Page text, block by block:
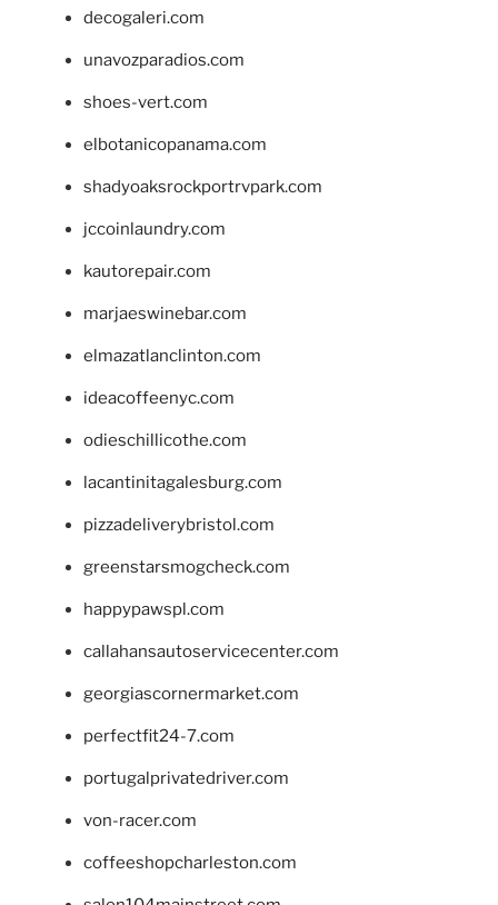
decogaleri.com
unavozparadios.com
shoes-vert.com
elbotanicopanama.com
shadyoaksrockportrvpark.com
jccoinlaundry.com
kautorepair.com
marjaeswinebar.com
elmazatlanclinton.com
ideacoffeenyc.com
odieschillicothe.com
lacantinitagalesburg.com
pizzadeliverybristol.com
greenstarsmogcheck.com
happypawspl.com
callahansautoservicecenter.com
georgiascornermarket.com
perfectfit24-7.com
portugalprivatedriver.com
von-racer.com
coffeeshopcharleston.com